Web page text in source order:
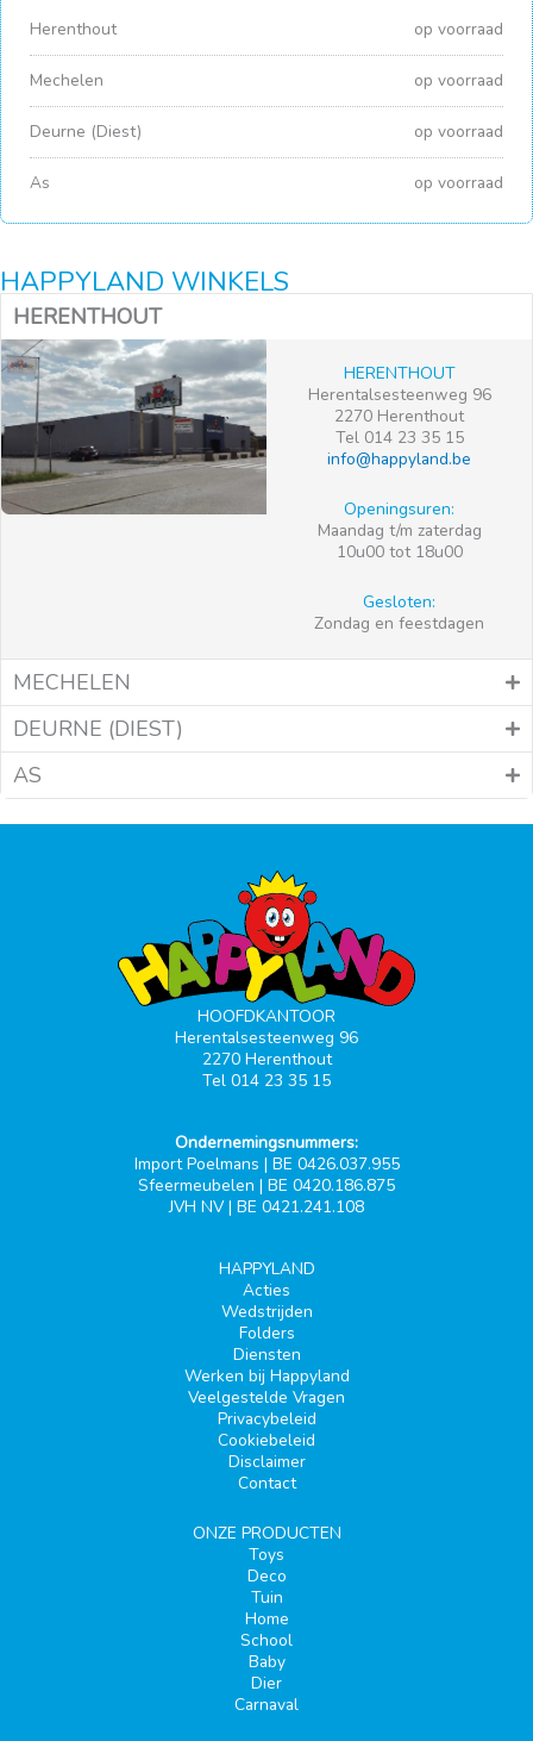
Herenthout op voorraad
Mechelen op voorraad
Deurne (Diest) op voorraad
As op voorraad
HAPPYLAND WINKELS
HERENTHOUT
HERENTHOUT
Herentalsesteenweg 96
2270 Herenthout
Tel 014 23 35 15
info@happyland.be
Openingsuren:
Maandag t/m zaterdag
10u00 tot 18u00
Gesloten:
Zondag en feestdagen
MECHELEN
DEURNE (DIEST)
AS
HOOFDKANTOOR
Herentalsesteenweg 96
2270 Herenthout
Tel 014 23 35 15
Ondernemingsnummers:
Import Poelmans | BE 0426.037.955
Sfeermeubelen | BE 0420.186.875
JVH NV | BE 0421.241.108
HAPPYLAND
Acties
Wedstrijden
Folders
Diensten
Werken bij Happyland
Veelgestelde Vragen
Privacybeleid
Cookiebeleid
Disclaimer
Contact
ONZE PRODUCTEN
Toys
Deco
Tuin
Home
School
Baby
Dier
Carnaval